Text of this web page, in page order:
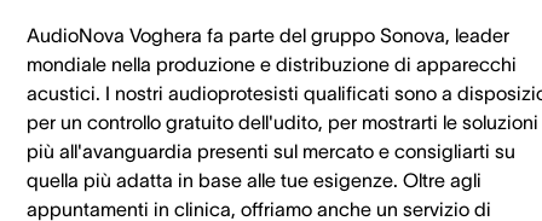
AudioNova Voghera fa parte del gruppo Sonova, leader
mondiale nella produzione e distribuzione di apparecchi
acustici. I nostri audioprotesisti qualificati sono a
per un controllo gratuito dell'udito, per mostrarti le soluzioni
più all'avanguardia presenti sul mercato e consigliarti su
quella più adatta in base alle tue esigenze. Oltre agli
appuntamenti in clinica, offriamo anche un servizio di